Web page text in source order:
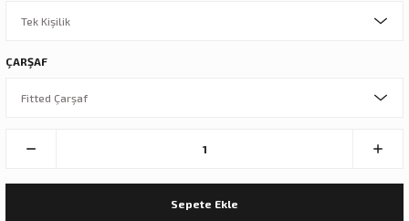
ÇARŞAF
Sepete Ekle